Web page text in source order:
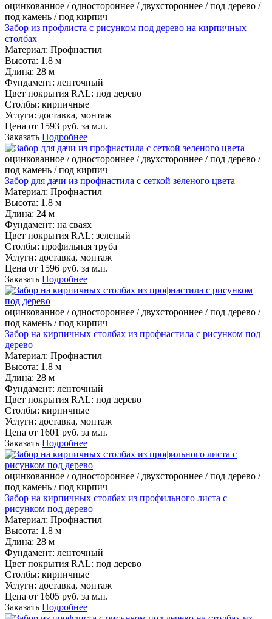
оцинкованное / одностороннее / двухстороннее / под дерево /
под камень / под кирпич
Забор из профлиста с рисунком под дерево на кирпичных
столбах
Материал: Профнастил
Высота: 1.8 м
Длина: 28 м
Фундамент: ленточный
Цвет покрытия RAL: под дерево
Столбы: кирпичные
Услуги: доставка, монтаж
Цена от 1593 руб. за м.п.
Заказать Подробнее
оцинкованное / одностороннее / двухстороннее / под дерево /
под камень / под кирпич
Забор для дачи из профнастила с сеткой зеленого цвета
Материал: Профнастил
Высота: 1.8 м
Длина: 24 м
Фундамент: на сваях
Цвет покрытия RAL: зеленый
Столбы: профильная труба
Услуги: доставка, монтаж
Цена от 1596 руб. за м.п.
Заказать Подробнее
оцинкованное / одностороннее / двухстороннее / под дерево /
под камень / под кирпич
Забор на кирпичных столбах из профнастила с рисунком под
дерево
Материал: Профнастил
Высота: 1.8 м
Длина: 28 м
Фундамент: ленточный
Цвет покрытия RAL: под дерево
Столбы: кирпичные
Услуги: доставка, монтаж
Цена от 1601 руб. за м.п.
Заказать Подробнее
оцинкованное / одностороннее / двухстороннее / под дерево /
под камень / под кирпич
Забор на кирпичных столбах из профильного листа с
рисунком под дерево
Материал: Профнастил
Высота: 1.8 м
Длина: 28 м
Фундамент: ленточный
Цвет покрытия RAL: под дерево
Столбы: кирпичные
Услуги: доставка, монтаж
Цена от 1605 руб. за м.п.
Заказать Подробнее